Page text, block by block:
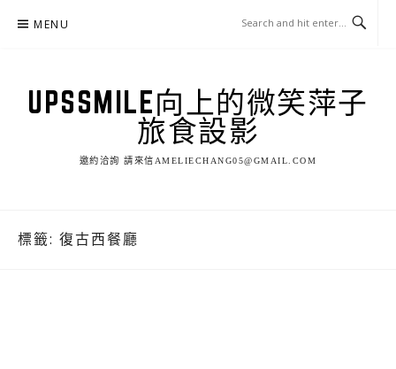
MENU
UPSSMILE向上的微笑萍子
旅食設影
邀約洽詢 請來信AMELIECHANG05@GMAIL.COM
標籤: 復古西餐廳